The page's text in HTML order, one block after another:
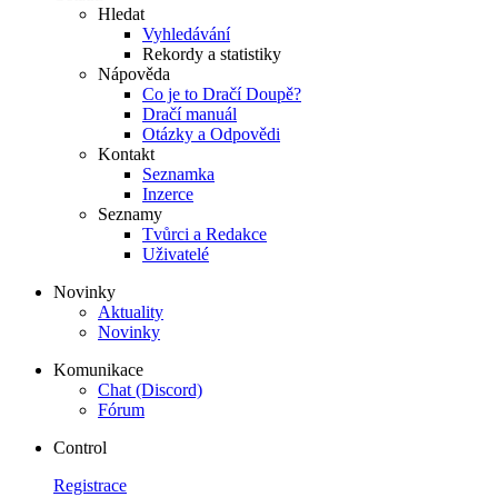
Hledat
Vyhledávání
Rekordy a statistiky
Nápověda
Co je to Dračí Doupě?
Dračí manuál
Otázky a Odpovědi
Kontakt
Seznamka
Inzerce
Seznamy
Tvůrci a Redakce
Uživatelé
Novinky
Aktuality
Novinky
Komunikace
Chat (Discord)
Fórum
Control
Registrace